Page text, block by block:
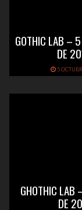
GOTHIC LAB –
DE
5
GHOTHIC LAB
DE